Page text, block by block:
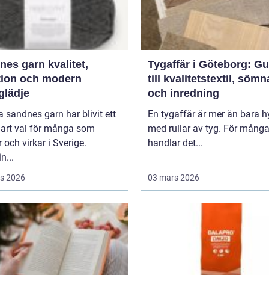
garn kvalitet,
och modern
sandnes garn har blivit ett
val för många som
och virkar i Sverige.
2026
Tygaffär i Göteborg:
till kvalitetstextil,
och inredning
En tygaffär är mer än bara
med rullar av tyg. För många
handlar det...
03 mars 2026